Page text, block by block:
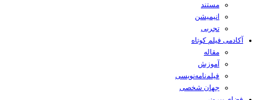
مستند
انیمیشن
تجربی
آکادمی فیلم کوتاه
مقاله
آموزش
فیلم‌نامه‌نویسی
جهان شخصی